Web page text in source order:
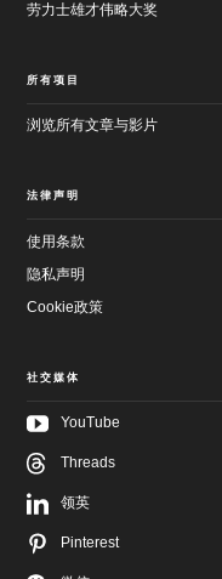
劳力士雄才伟略大奖
所有项目
浏览所有文章与影片
法律声明
使用条款
隐私声明
Cookie政策
社交媒体
YouTube
Threads
领英
Pinterest